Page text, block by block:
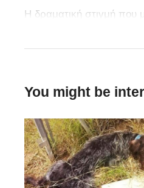
Η δραματική στιγμή που
You might be